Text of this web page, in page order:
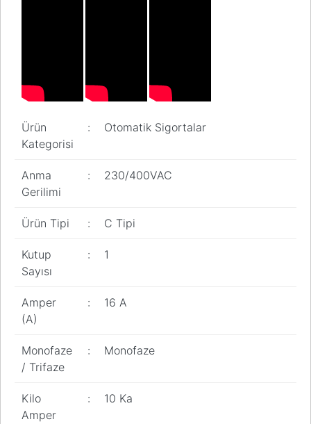
Ürün
Kategorisi
: Otomatik Sigortalar
Anma
Gerilimi
: 230/400VAC
Ürün Tipi : C Tipi
Kutup
Sayısı
: 1
Amper
(A)
: 16 A
Monofaze
/ Trifaze
: Monofaze
Kilo
Amper
: 10 Ka